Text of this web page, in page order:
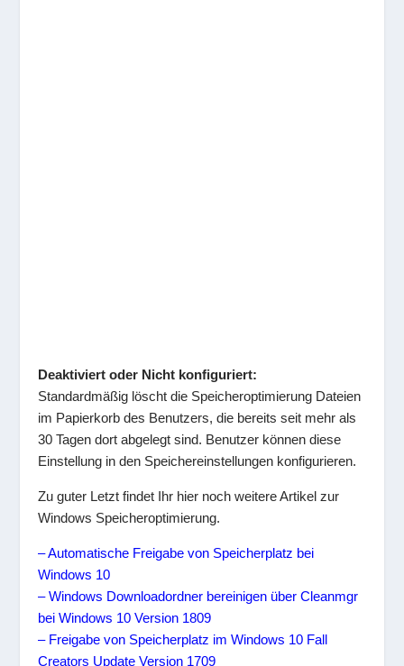
Deaktiviert oder Nicht konfiguriert:
Standardmäßig löscht die Speicheroptimierung Dateien
im Papierkorb des Benutzers, die bereits seit mehr als
30 Tagen dort abgelegt sind. Benutzer können diese
Einstellung in den Speichereinstellungen konfigurieren.
Zu guter Letzt findet Ihr hier noch weitere Artikel zur
Windows Speicheroptimierung.
– Automatische Freigabe von Speicherplatz bei
Windows 10
– Windows Downloadordner bereinigen über Cleanmgr
bei Windows 10 Version 1809
– Freigabe von Speicherplatz im Windows 10 Fall
Creators Update Version 1709